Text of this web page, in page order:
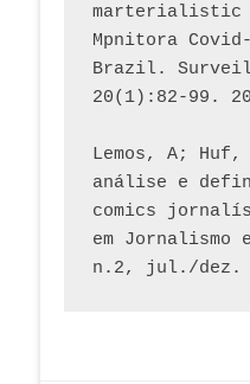
marterialistic
Mpnitora
Brazil.
20(1):82-99.
Lemos, A; Huf,
análise e
comics
em
n.2, jul./dez.